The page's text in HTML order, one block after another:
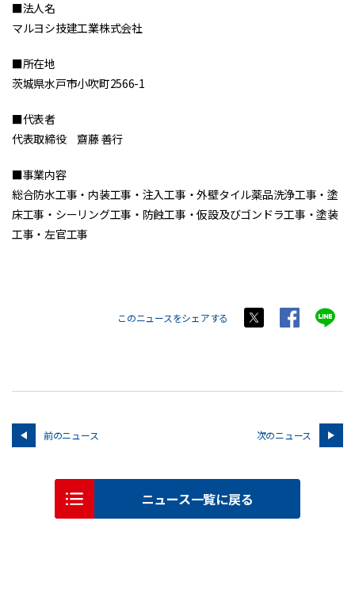
■法人名
マルヨシ技建工業株式会社
■所在地
茨城県水戸市小吹町2566-1
■代表者
代表取締役 齋藤 善行
■事業内容
総合防水工事・内装工事・注入工事・外壁タイル薬品洗浄工事・塗
床工事・シーリング工事・防蝕工事・仮設及びゴンドラ工事・塗装
工事・左官工事
このニュースをシェアする
前のニュース 次のニュース
ニュース一覧に戻る